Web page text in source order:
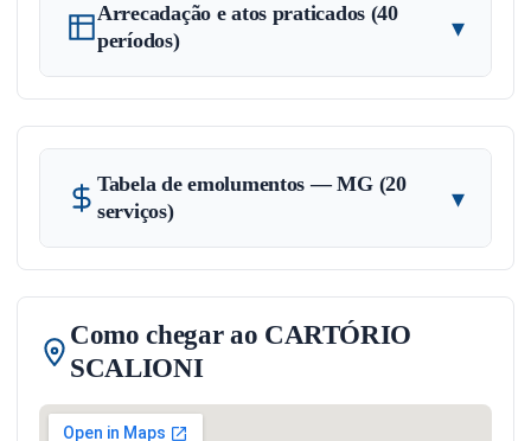
Arrecadação e atos praticados (40
períodos)
▾
Tabela de emolumentos — MG (20
serviços)
▾
Como chegar ao CARTÓRIO
SCALIONI